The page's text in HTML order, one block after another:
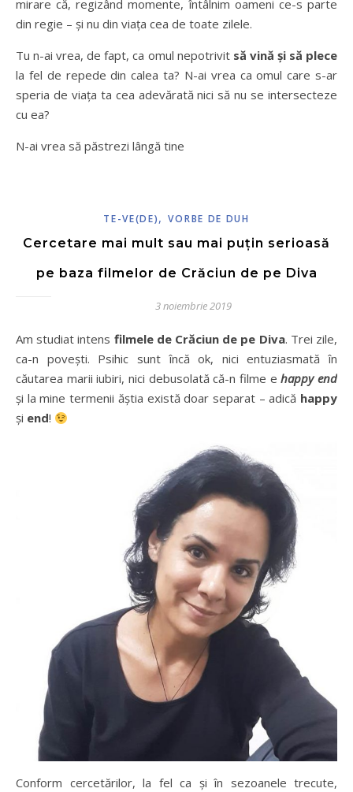
mirare că, regizând momente, întâlnim oameni ce-s parte
din regie – și nu din viața cea de toate zilele.
Tu n-ai vrea, de fapt, ca omul nepotrivit să vină și să plece
la fel de repede din calea ta? N-ai vrea ca omul care s-ar
speria de viața ta cea adevărată nici să nu se intersecteze
cu ea?
N-ai vrea să păstrezi lângă tine
TE-VE(DE),VORBE DE DUH
Cercetare mai mult sau mai puțin serioasă
pe baza filmelor de Crăciun de pe Diva
3 noiembrie 2019
Am studiat intens filmele de Crăciun de pe Diva. Trei zile,
ca-n povești. Psihic sunt încă ok, nici entuziasmată în
căutarea marii iubiri, nici debusolată că-n filme ehappy end
și la mine termenii ăștia există doar separat – adică happy
și end!
Conform cercetărilor, la fel ca și în sezoanele trecute,